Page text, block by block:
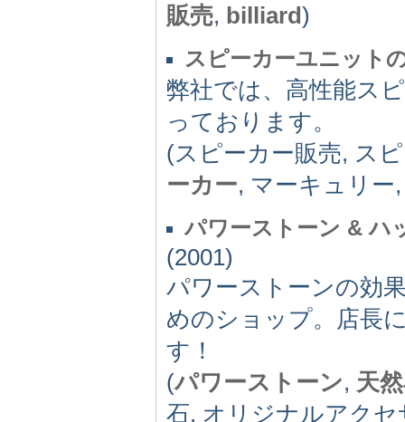
販売, billiard)
スピーカーユニット
弊社では、高性能ス
っております。
(スピーカー販売, ス
ーカー, マーキュリ
パワーストーン & ハ
(2001)
パワーストーンの効
めのショップ。店長
す！
(パワーストーン, 天
石, オリジナルアク